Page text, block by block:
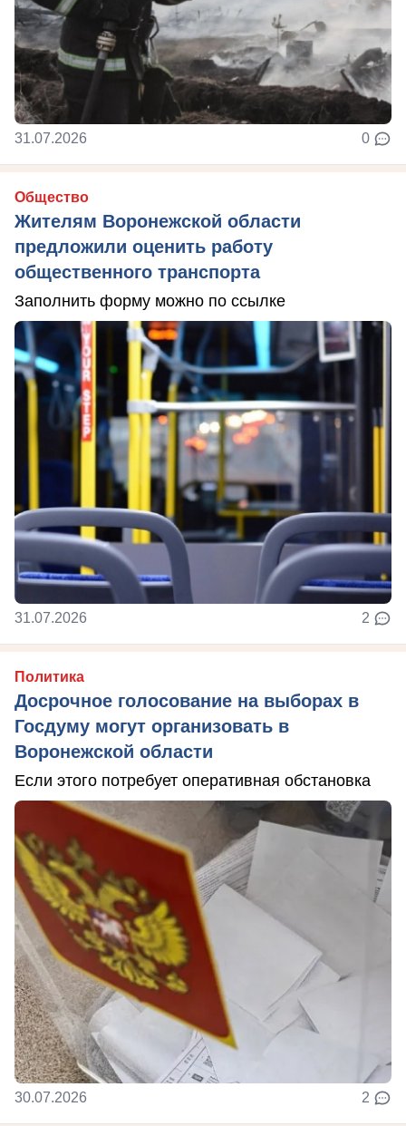
31.07.2026 0
Общество
Жителям Воронежской области
предложили оценить работу
общественного транспорта
Заполнить форму можно по ссылке
31.07.2026 2
Политика
Досрочное голосование на выборах в
Госдуму могут организовать в
Воронежской области
Если этого потребует оперативная обстановка
30.07.2026 2